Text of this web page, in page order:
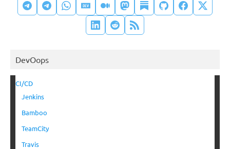
DevOops
CI/CD
Jenkins
Bamboo
TeamCity
Travis